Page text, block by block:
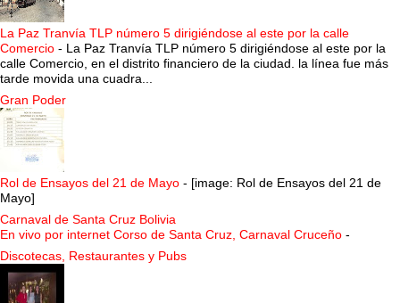
La Paz Tranvía TLP número 5 dirigiéndose al este por la calle
Comercio - La Paz Tranvía TLP número 5 dirigiéndose al este por la
calle Comercio, en el distrito financiero de la ciudad. la línea fue más
tarde movida una cuadra...
Gran Poder
Rol de Ensayos del 21 de Mayo - [image: Rol de Ensayos del 21 de
Mayo]
Carnaval de Santa Cruz Bolivia
En vivo por internet Corso de Santa Cruz, Carnaval Cruceño -
Discotecas, Restaurantes y Pubs